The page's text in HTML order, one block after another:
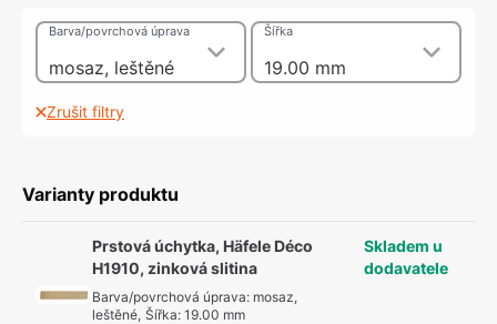
mosaz, leštěné
Barva/povrchová úprava
19.00 mm
Šířka
Zrušit filtry
Varianty produktu
Prstová úchytka, Häfele Déco
H1910, zinková slitina
Barva/povrchová úprava: mosaz,
leštěné, Šířka:19.00 mm
Skladem u
dodavatele